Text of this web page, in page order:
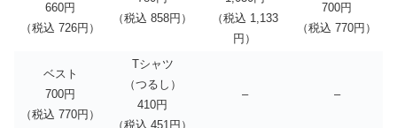
660円
（税込 726円）
（税込 858円）
（税込 1,133
円）
700円
（税込 770円）
ベスト
700円
（税込 770円）
Tシャツ
（つるし）
410円
（税込 451円）
– –